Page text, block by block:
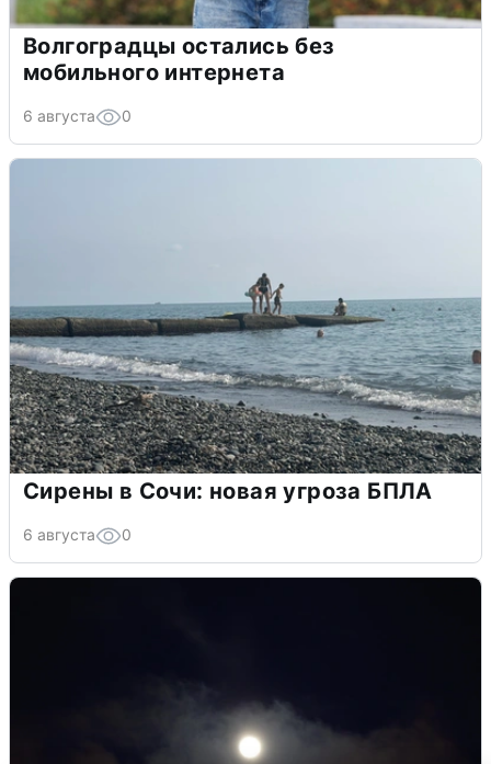
Волгоградцы остались без
мобильного интернета
6 августа 0
Сирены в Сочи: новая угроза БПЛА
6 августа 0